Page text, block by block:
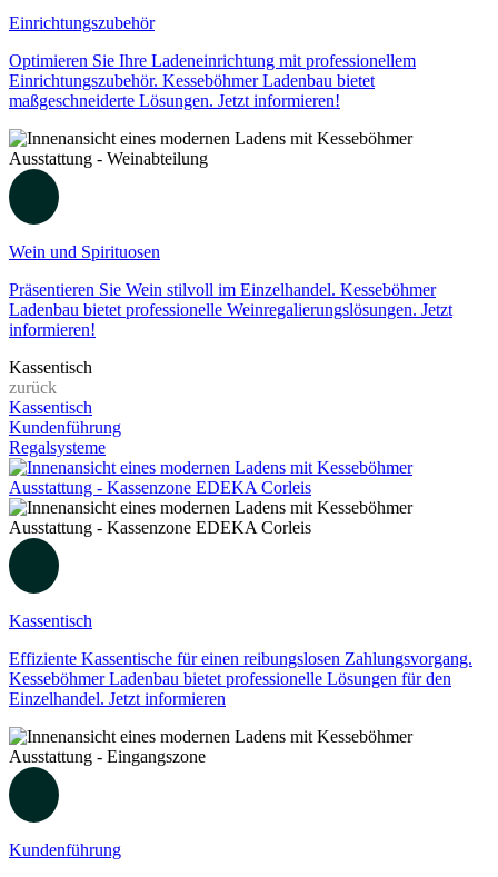
Einrichtungszubehör
Optimieren Sie Ihre Ladeneinrichtung mit professionellem
Einrichtungszubehör. Kesseböhmer Ladenbau bietet
maßgeschneiderte Lösungen. Jetzt informieren!
Wein und Spirituosen
Präsentieren Sie Wein stilvoll im Einzelhandel. Kesseböhmer
Ladenbau bietet professionelle Weinregalierungslösungen. Jetzt
informieren!
Kassentisch
zurück
Kassentisch
Kundenführung
Regalsysteme
Kassentisch
Effiziente Kassentische für einen reibungslosen Zahlungsvorgang.
Kesseböhmer Ladenbau bietet professionelle Lösungen für den
Einzelhandel. Jetzt informieren
Kundenführung